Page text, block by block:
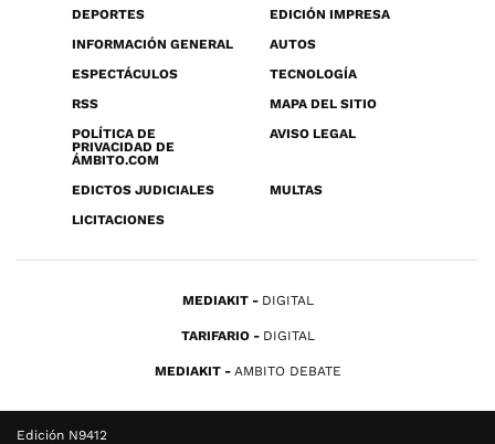
DEPORTES
EDICIÓN IMPRESA
INFORMACIÓN GENERAL
AUTOS
ESPECTÁCULOS
TECNOLOGÍA
RSS
MAPA DEL SITIO
POLÍTICA DE
PRIVACIDAD DE
ÁMBITO.COM
AVISO LEGAL
EDICTOS JUDICIALES
MULTAS
LICITACIONES
MEDIAKIT DIGITAL
TARIFARIO DIGITAL
MEDIAKIT AMBITO DEBATE
Edición N9412